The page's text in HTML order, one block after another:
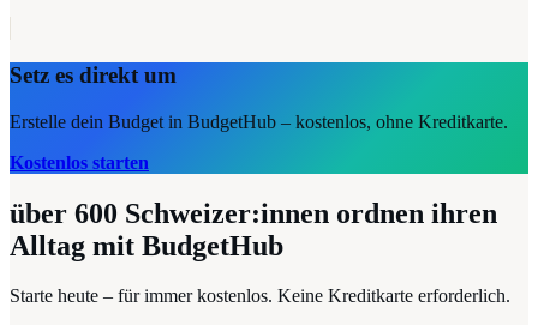
Setz es direkt um
Erstelle dein Budget in BudgetHub – kostenlos, ohne Kreditkarte.
Kostenlos starten
über 600 Schweizer:innen ordnen ihren
Alltag mit BudgetHub
Starte heute – für immer kostenlos. Keine Kreditkarte erforderlich.